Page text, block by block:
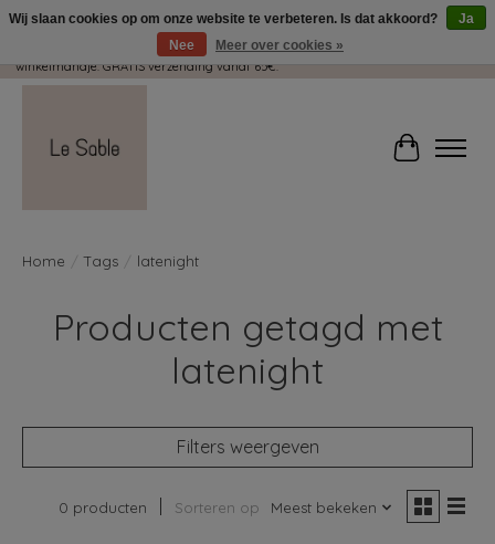
Wij pakken met plezier jouw kadootjes GRATIS in! Duid dit zeker aan in je
winkelmandje. GRATIS verzending vanaf 65€.
Home Tags latenight
Producten getagd met
latenight
Filters weergeven
0 producten Sorteren op Meest bekeken
Wij slaan cookies op om onze website te verbeteren. Is dat akkoord?
Ja
Nee
Meer over cookies »